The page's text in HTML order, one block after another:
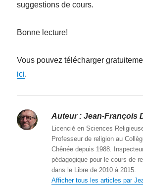
suggestions de cours.
Bonne lecture!
Vous pouvez télécharger
ici.
Auteur : Jean-François
Licencié en Sciences
Professeur de religion au
Chênée depuis 1988.
pédagogique pour le cours de
dans le Libre de 2010 à 2015.
Afficher tous les articles par